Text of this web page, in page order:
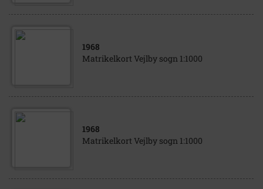
1968
Matrikelkort Vejlby sogn 1:1000
1968
Matrikelkort Vejlby sogn 1:1000